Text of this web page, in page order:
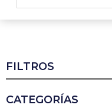
FILTROS
CATEGORÍAS